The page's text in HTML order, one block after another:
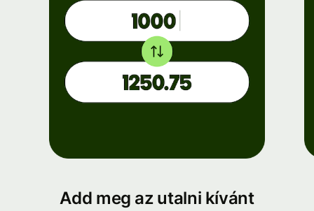
Add meg az utalni kívánt